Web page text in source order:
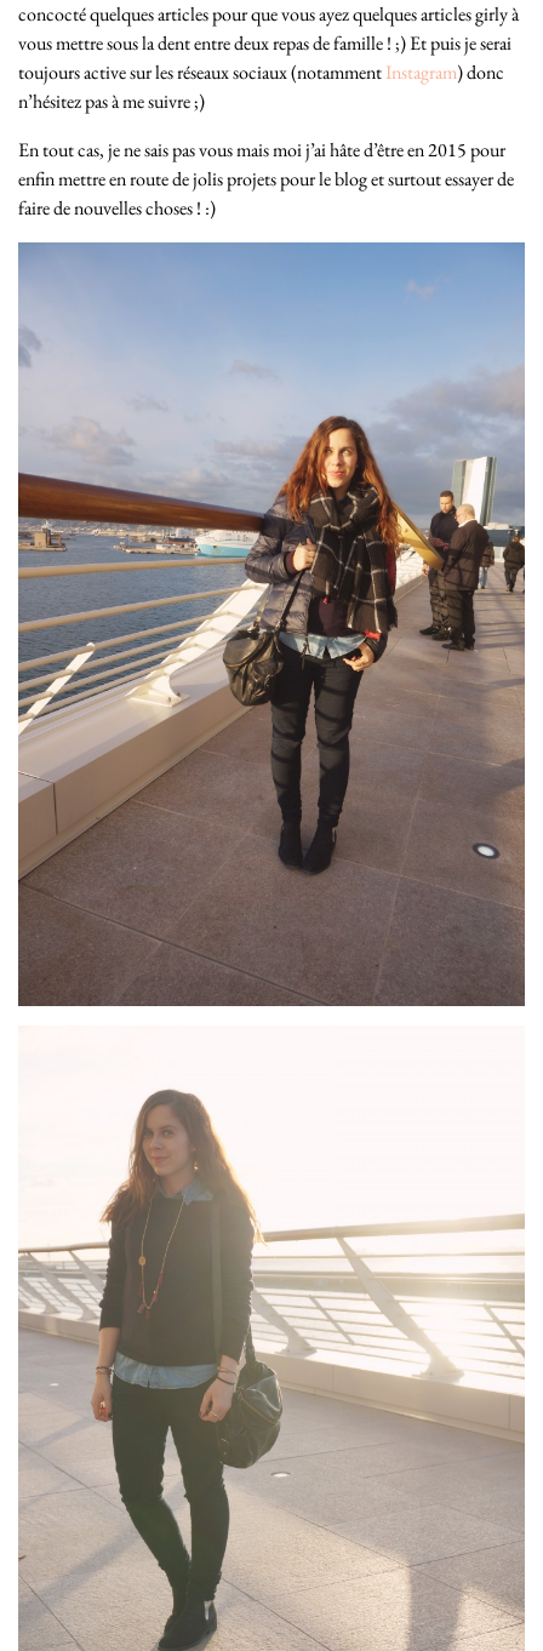
concocté quelques articles pour que vous ayez quelques articles girly à
vous mettre sous la dent entre deux repas de famille ! ;) Et puis je serai
toujours active sur les réseaux sociaux (notammentInstagram) donc
n’hésitez pas à me suivre ;)
En tout cas, je ne sais pas vous mais moi j’ai hâte d’être en 2015 pour
enfin mettre en route de jolis projets pour le blog et surtout essayer de
faire de nouvelles choses ! :)